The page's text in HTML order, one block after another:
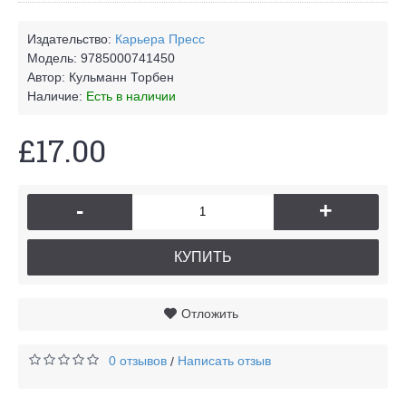
Издательство: Карьера Пресс
Модель: 9785000741450
Автор: Кульманн Торбен
Наличие: Есть в наличии
£17.00
- +
КУПИТЬ
Отложить
0 отзывов / Написать отзыв